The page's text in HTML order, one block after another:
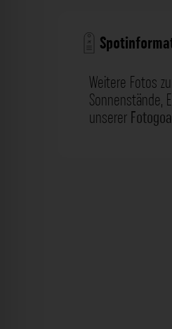
Weitere Fotos
Sonnenstände,
unserer